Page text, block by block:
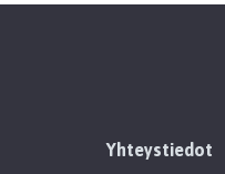
Yhteystiedot